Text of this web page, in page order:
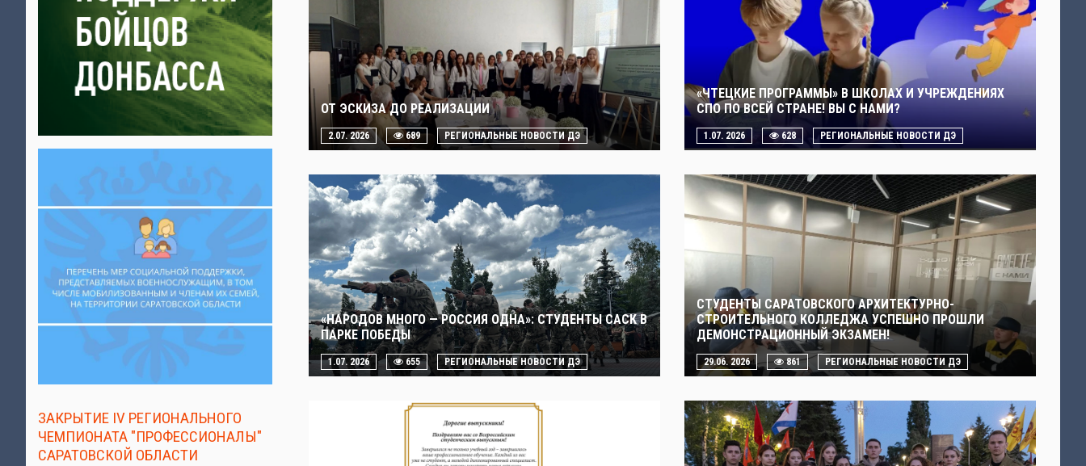
ЗАКРЫТИЕ IV РЕГИОНАЛЬНОГО
ЧЕМПИОНАТА "ПРОФЕССИОНАЛЫ"
САРАТОВСКОЙ ОБЛАСТИ
ОТ ЭСКИЗА ДО РЕАЛИЗАЦИИ
2.07. 2026 689 РЕГИОНАЛЬНЫЕ НОВОСТИ ДЭ
«ЧТЕЦКИЕ ПРОГРАММЫ» В ШКОЛАХ И УЧРЕЖДЕНИЯХ
СПО ПО ВСЕЙ СТРАНЕ! ВЫ С НАМИ?
1.07. 2026 628 РЕГИОНАЛЬНЫЕ НОВОСТИ ДЭ
«НАРОДОВ МНОГО — РОССИЯ ОДНА»: СТУДЕНТЫ САСК В
ПАРКЕ ПОБЕДЫ
1.07. 2026 655 РЕГИОНАЛЬНЫЕ НОВОСТИ ДЭ
СТУДЕНТЫ САРАТОВСКОГО АРХИТЕКТУРНО-
СТРОИТЕЛЬНОГО КОЛЛЕДЖА УСПЕШНО ПРОШЛИ
ДЕМОНСТРАЦИОННЫЙ ЭКЗАМЕН!
29.06. 2026 861 РЕГИОНАЛЬНЫЕ НОВОСТИ ДЭ